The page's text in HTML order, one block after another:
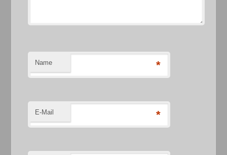
Name *
E-Mail *